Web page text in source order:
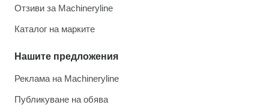
Отзиви за Machineryline
Каталог на марките
Нашите предложения
Реклама на Machineryline
Публикуване на обява